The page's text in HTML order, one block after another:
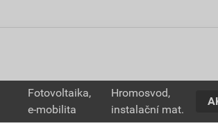
Fotovoltaika,
e-mobilita
Hromosvod,
instalační mat.